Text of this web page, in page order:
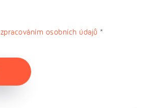
zpracováním osobních údajů *